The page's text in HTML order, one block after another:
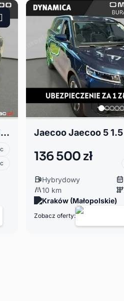
Jaecoo Jaecoo 5 1.5 T-GDI 224KM - DCT - Wersja Premium! Rok produkcji 2025!
136 500 zł
Hybrydowy
10 km
Kraków (Małopolskie)
Zobacz oferty: